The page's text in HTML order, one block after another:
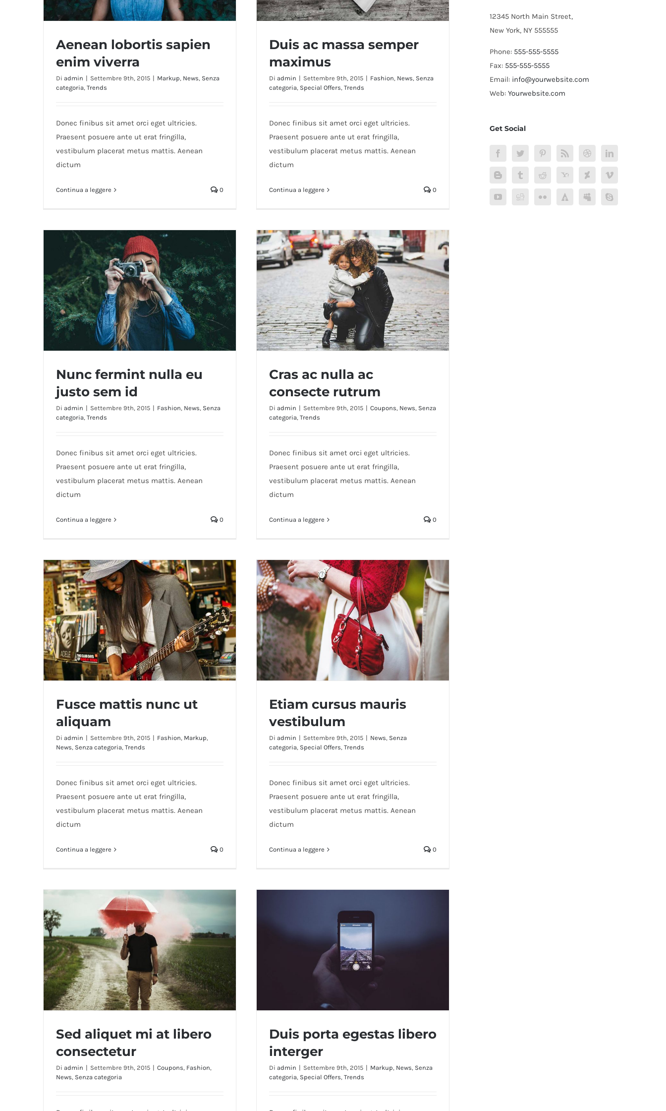
Aenean lobortis sapien
enim viverra
Di admin | Settembre 9th, 2015 | Markup, News, Senza
categoria, Trends
Donec finibus sit amet orci eget ultricies.
Praesent posuere ante ut erat fringilla,
vestibulum placerat metus mattis. Aenean
dictum
Continua a leggere 0
Duis ac massa semper
maximus
Di admin | Settembre 9th, 2015 | Fashion, News, Senza
categoria, Special Offers, Trends
Donec finibus sit amet orci eget ultricies.
Praesent posuere ante ut erat fringilla,
vestibulum placerat metus mattis. Aenean
dictum
Continua a leggere 0
Nunc fermint nulla eu
justo sem id
Di admin | Settembre 9th, 2015 | Fashion, News, Senza
categoria, Trends
Donec finibus sit amet orci eget ultricies.
Praesent posuere ante ut erat fringilla,
vestibulum placerat metus mattis. Aenean
dictum
Continua a leggere 0
Cras ac nulla ac
consecte rutrum
Di admin | Settembre 9th, 2015 | Coupons, News, Senza
categoria, Trends
Donec finibus sit amet orci eget ultricies.
Praesent posuere ante ut erat fringilla,
vestibulum placerat metus mattis. Aenean
dictum
Continua a leggere 0
Fusce mattis nunc ut
aliquam
Di admin | Settembre 9th, 2015 | Fashion, Markup,
News, Senza categoria, Trends
Donec finibus sit amet orci eget ultricies.
Praesent posuere ante ut erat fringilla,
vestibulum placerat metus mattis. Aenean
dictum
Continua a leggere 0
Etiam cursus mauris
vestibulum
Di admin | Settembre 9th, 2015 | News, Senza
categoria, Special Offers, Trends
Donec finibus sit amet orci eget ultricies.
Praesent posuere ante ut erat fringilla,
vestibulum placerat metus mattis. Aenean
dictum
Continua a leggere 0
Sed aliquet mi at libero
consectetur
Di admin | Settembre 9th, 2015 | Coupons, Fashion,
News, Senza categoria
Duis porta egestas libero
interger
Di admin | Settembre 9th, 2015 | Markup, News, Senza
categoria, Special Offers, Trends
12345 North Main Street,
New York, NY 555555
Phone: 555-555-5555
Fax: 555-555-5555
Email: info@yourwebsite.com
Web: Yourwebsite.com
Get Social